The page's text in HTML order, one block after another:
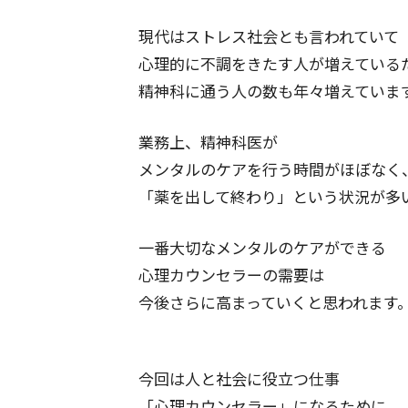
現代はストレス社会とも言われていて
心理的に不調をきたす人が増えている
精神科に通う人の数も年々増えていま
業務上、精神科医が
メンタルのケアを行う時間がほぼなく、
「薬を出して終わり」という状況が多
一番大切なメンタルのケアができる
心理カウンセラーの需要は
今後さらに高まっていくと思われます。
今回は人と社会に役立つ仕事